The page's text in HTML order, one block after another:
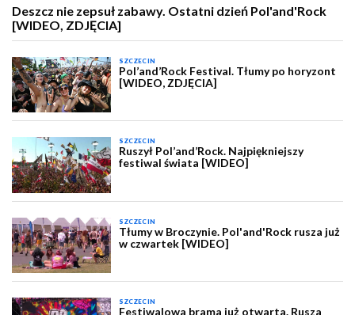
Deszcz nie zepsuł zabawy. Ostatni dzień Pol'and'Rock
[WIDEO, ZDJĘCIA]
SZCZECIN
Pol’and’Rock Festival. Tłumy po horyzont
[WIDEO, ZDJĘCIA]
SZCZECIN
Ruszył Pol’and’Rock. Najpiękniejszy
festiwal świata [WIDEO]
SZCZECIN
Tłumy w Broczynie. Pol'and'Rock rusza już
w czwartek [WIDEO]
SZCZECIN
Festiwalowa brama już otwarta. Rusza